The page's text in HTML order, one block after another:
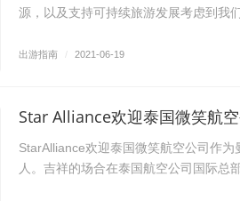
源，以及支持可持续旅游发展考虑到我
出游指南 / 2021-06-19
Star Alliance欢迎泰国微笑航
StarAlliance欢迎泰国微笑航空公司作
人。吉祥的场合在泰国航空公司国际总